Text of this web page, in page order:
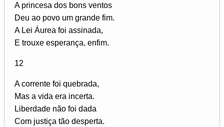
A princesa dos bons ventos
Deu ao povo um grande fim.
A Lei Áurea foi assinada,
E trouxe esperança, enfim.
12
A corrente foi quebrada,
Mas a vida era incerta.
Liberdade não foi dada
Com justiça tão desperta.